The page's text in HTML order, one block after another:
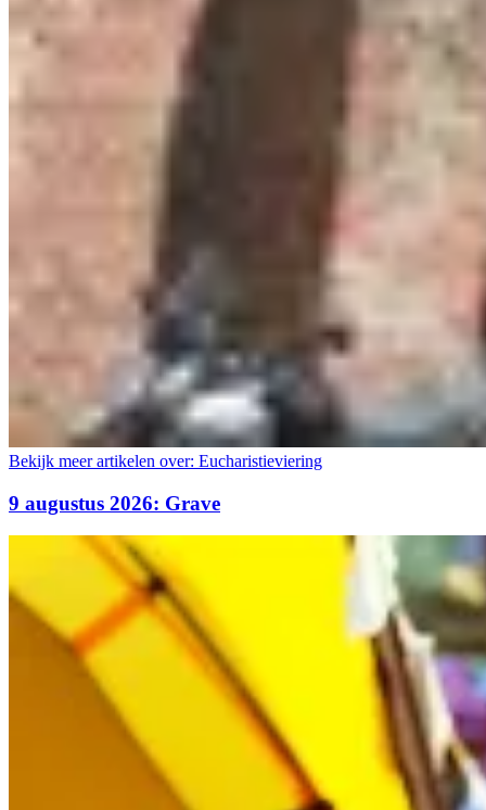
Bekijk meer artikelen over: Eucharistieviering
9 augustus 2026: Grave